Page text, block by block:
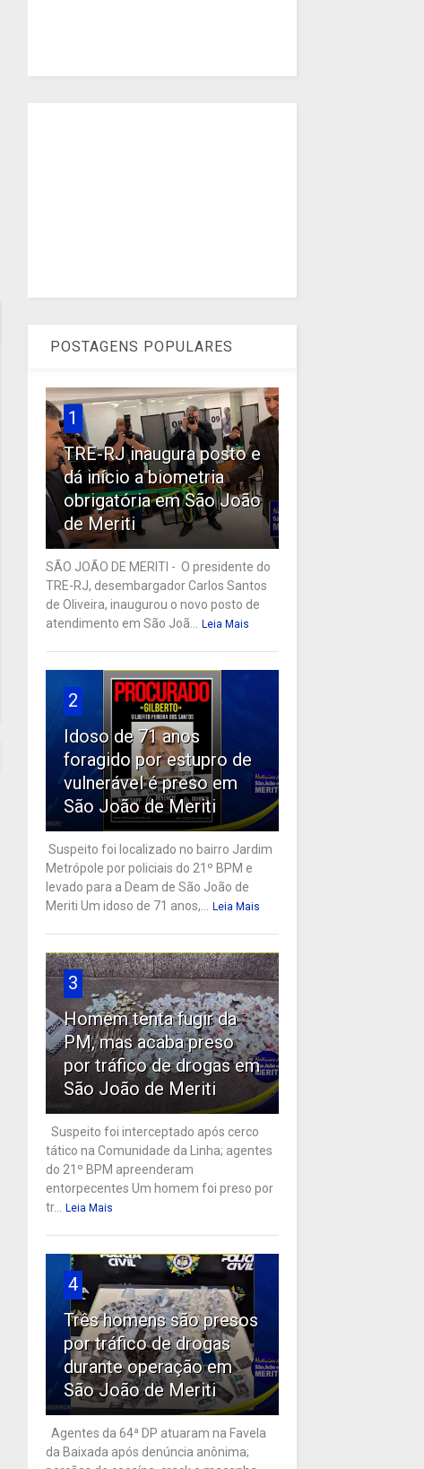
POSTAGENS POPULARES
1
TRE-RJ inaugura posto e
dá início a biometria
obrigatória em São João
de Meriti
SÃO JOÃO DE MERITI - O presidente do
TRE-RJ, desembargador Carlos Santos
de Oliveira, inaugurou o novo posto de
atendimento em São Joã...
Leia Mais
2
Idoso de 71 anos
foragido por estupro de
vulnerável é preso em
São João de Meriti
Suspeito foi localizado no bairro Jardim
Metrópole por policiais do 21º BPM e
levado para a Deam de São João de
Meriti Um idoso de 71 anos,...
Leia Mais
3
Homem tenta fugir da
PM, mas acaba preso
por tráfico de drogas em
São João de Meriti
Suspeito foi interceptado após cerco
tático na Comunidade da Linha; agentes
do 21º BPM apreenderam
entorpecentes Um homem foi preso por
tr...
Leia Mais
4
Três homens são presos
por tráfico de drogas
durante operação em
São João de Meriti
Agentes da 64ª DP atuaram na Favela
da Baixada após denúncia anônima;